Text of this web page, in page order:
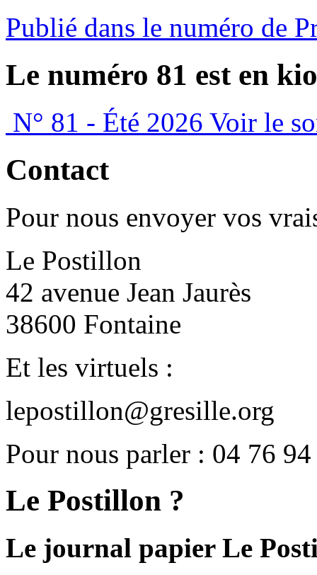
Publié dans le numéro de
Le numéro 81 est en
N° 81 - Été 2026 Voir le
Contact
Pour nous envoyer vos
Le Postillon
42 avenue Jean Jaurès
38600 Fontaine
Et les virtuels :
lepostillon@gresille.org
Pour nous parler : 04 76
Le Postillon ?
Le journal papier Le